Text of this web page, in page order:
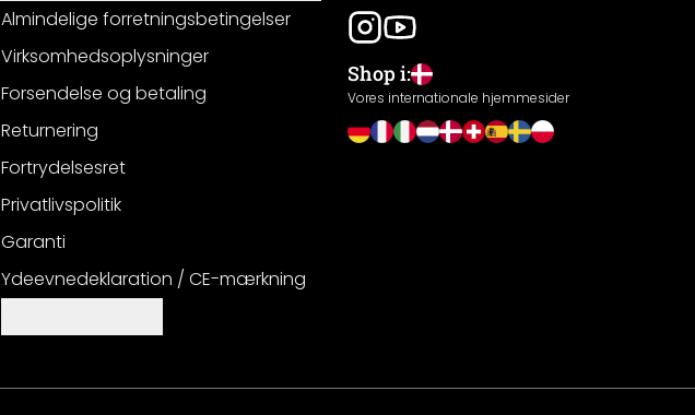
Almindelige forretningsbetingelser
Virksomhedsoplysninger
Forsendelse og betaling
Returnering
Fortrydelsesret
Privatlivspolitik
Garanti
Ydeevnedeklaration / CE-mærkning
Shop i:
Vores internationale hjemmesider